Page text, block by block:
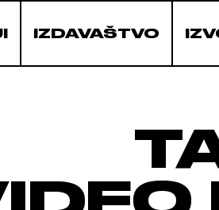
IZDAVAŠTVO